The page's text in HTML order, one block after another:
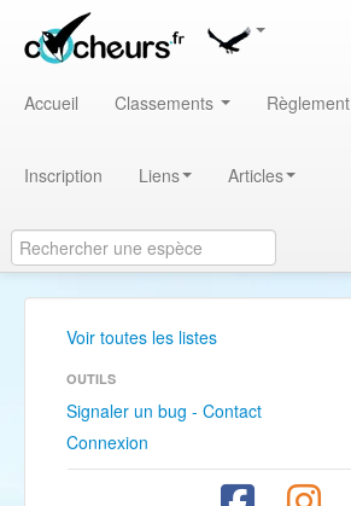
Accueil Classements Règlement
Inscription Liens Articles
Voir toutes les listes
OUTILS
Signaler un bug - Contact
Connexion